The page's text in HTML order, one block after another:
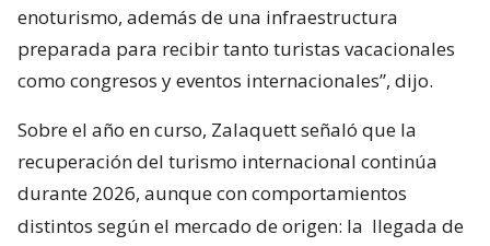
enoturismo, además de una infraestructura
preparada para recibir tanto turistas vacacionales
como congresos y eventos internacionales”, dijo.
Sobre el año en curso, Zalaquett señaló que la
recuperación del turismo internacional continúa
durante 2026, aunque con comportamientos
distintos según el mercado de origen: la llegada de